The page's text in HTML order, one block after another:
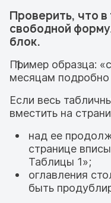
Проверить, что в
свободной
блок.
Пример образца:
месяцам подробно
Если весь
вместить на
над ее
странице
Таблицы 1»;
оглавления
быть